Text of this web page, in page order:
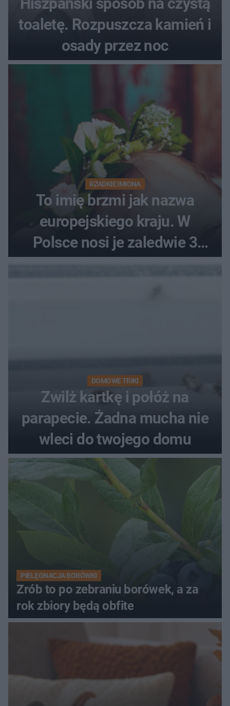
toaletę. Rozpuszcza kamień i
osady przez noc
RZADKIE IMIONA
To imię brzmi jak nazwa
europejskiego kraju. W
Polsce nosi je zaledwie 3
DOMOWE TRIKI
Zwilż kartkę i połóż na
parapecie. Żadna mucha nie
wleci do twojego domu
PIELĘGNACJA BORÓWKI
Zrób to po zebraniu borówek, a za
rok zbiory będą obfite